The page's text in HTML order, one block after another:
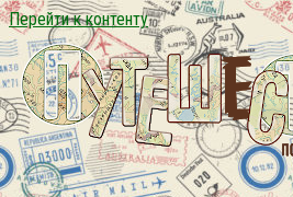
Перейти к контенту